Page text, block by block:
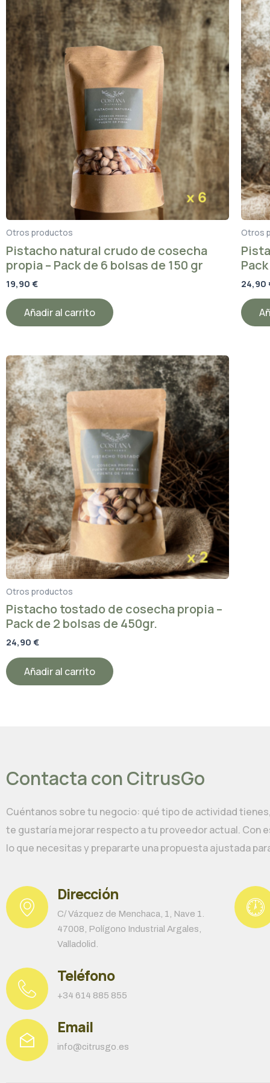
Otros productos
Pistacho natural crudo de cosecha
propia – Pack de 6 bolsas de 150 gr
19,90 €
Añadir al carrito
Otros
24,90
Otros productos
Pistacho tostado de cosecha propia –
Pack de 2 bolsas de 450gr.
24,90 €
Añadir al carrito
Contacta con CitrusGo
Cuéntanos sobre tu negocio: qué tipo de actividad
te gustaría mejorar respecto a tu proveedor actual. Con
lo que necesitas y prepararte una propuesta ajustada
Dirección
C/ Vázquez de Menchaca, 1, Nave 1.
47008, Polígono Industrial Argales,
Valladolid.
Teléfono
+34 614 885 855
Email
info@citrusgo.es